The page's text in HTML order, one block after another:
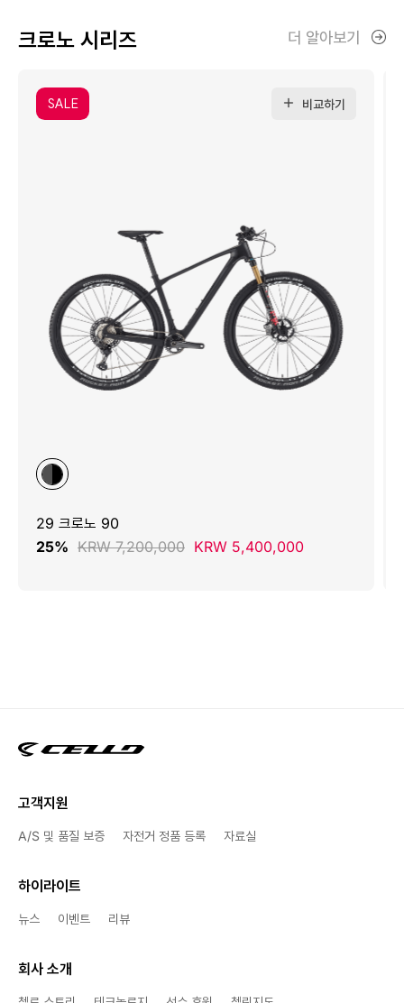
크로노 시리즈 더 알아보기
SALE 비교하기
29 크로노 90
25% KRW 7,200,000 KRW 5,400,000
고객지원
A/S 및 품질 보증 자전거 정품 등록 자료실
하이라이트
뉴스 이벤트 리뷰
회사 소개